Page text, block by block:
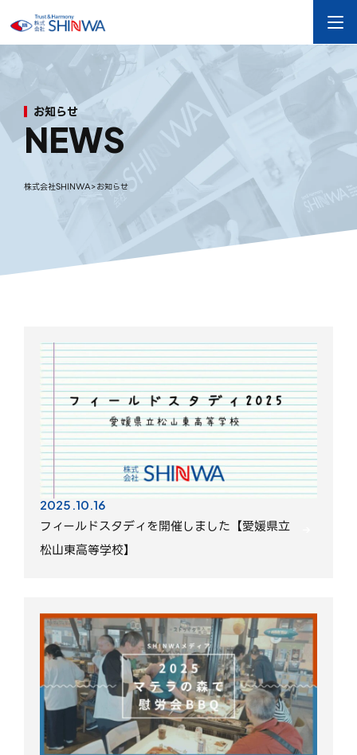
お知らせ
NEWS
株式会社SHINWA>お知らせ
2025.10.16
フィールドスタディを開催しました【愛媛県立
松山東高等学校】